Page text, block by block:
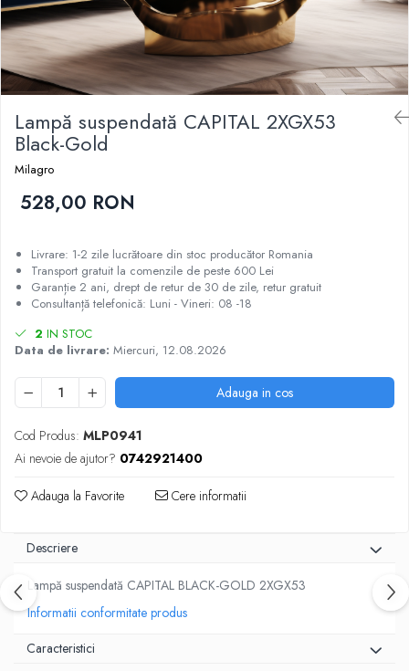
Lampă suspendată CAPITAL 2XGX53
Black-Gold
Milagro
528,00 RON
Livrare: 1-2 zile lucrătoare din stoc producător Romania
Transport gratuit la comenzile de peste 600 Lei
Garanție 2 ani, drept de retur de 30 de zile, retur gratuit
Consultanță telefonică: Luni - Vineri: 08 -18
2 IN STOC
Data de livrare: Miercuri, 12.08.2026
Adauga in cos
Cod Produs: MLP0941
Ai nevoie de ajutor? 0742921400
Adauga la Favorite Cere informatii
Descriere
Lampă suspendată CAPITAL BLACK-GOLD 2XGX53
Informatii conformitate produs
Caracteristici